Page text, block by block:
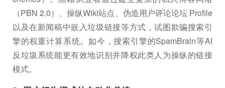
（PBN 2.0）、操纵Wiki站点、伪造用户评论论坛 Profile
以及在新闻稿中嵌入垃圾链接等方式，试图欺骗搜索引
擎的权重计算系统。如今，搜索引擎的SpamBrain等AI
反垃圾系统能更有效地识别并降权此类人为操纵的链接
模式。